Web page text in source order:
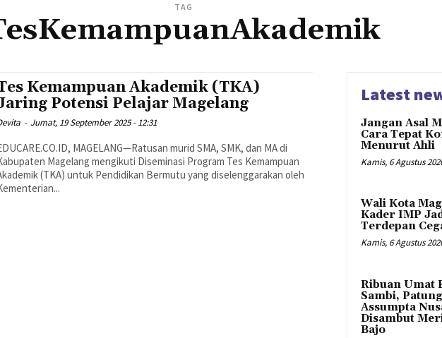
TAG
Kemampuan Akademik (TKA)
Potensi Pelajar Magelang
- Jumat, 19 September 2025 - 12:31
MAGELANG—Ratusan murid SMA, SMK, dan MA di
Magelang mengikuti Diseminasi Program Tes Kemampuan
(TKA) untuk Pendidikan Bermutu yang diselenggarakan oleh
Latest
Jangan Asal
Cara Tepat
Menurut Ahli
Kamis, 6 Agustus
Wali Kota
Kader IMP
Terdepan
Kamis, 6 Agustus
Ribuan Umat
Sambi,
Assumpta
Disambut
Bajo